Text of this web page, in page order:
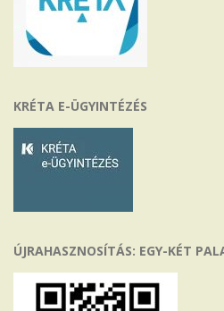
KRÉTA E-ÜGYINTÉZÉS
ÚJRAHASZNOSÍTÁS: EGY-KÉT